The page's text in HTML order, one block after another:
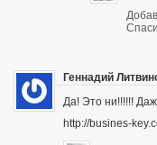
Геннадий
Да! Это ни!!!!!!
http://busines-